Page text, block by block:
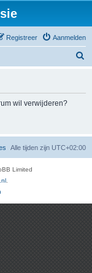
Aanmelden
Registreer
wil verwijderen?
Alle tijden zijn UTC+02:00
Limited